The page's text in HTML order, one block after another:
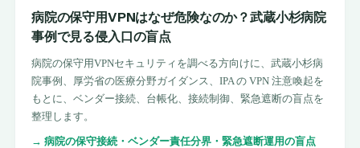
病院の保守用VPNはなぜ危険なのか？武蔵小杉病院
事例で見る侵入口の盲点
病院の保守用VPNセキュリティを調べる方向けに、武蔵小杉病
院事例、厚労省の医療分野ガイダンス、IPA の VPN 注意喚起を
もとに、ベンダー接続、台帳化、接続制御、緊急遮断の盲点を
整理します。
→ 病院の保守接続・ベンダー責任分界・緊急遮断運用の盲点